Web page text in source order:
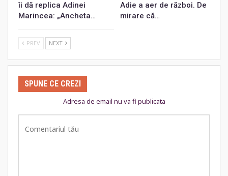
îi dă replica Adinei
Marincea: „Ancheta…
Adie a aer de război. De
mirare că…
PREV NEXT
SPUNE CE CREZI
Adresa de email nu va fi publicata